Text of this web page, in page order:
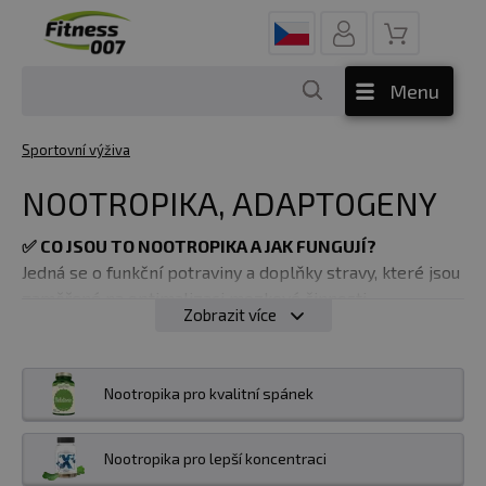
Menu
Sportovní výživa
NOOTROPIKA, ADAPTOGENY
✅ CO JSOU TO NOOTROPIKA A JAK FUNGUJÍ?
Jedná se o funkční potraviny a doplňky stravy, které jsou
Nootropika jsou látky určené pro zvýšení energie,
zklidnění, s čímž souvisí psychická odolnost nebo
klidný spánek. Dokáží potlačit únavu, pomoci zatočit s
nekonečnou prokrastinací a zlepšující schopnosti
lidského myšlení, funkci a kapacitu mozku.
Zobrazit více
Nootropika pro kvalitní spánek
Nootropika pro lepší koncentraci